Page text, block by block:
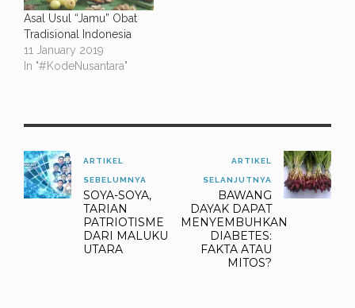
Asal Usul “Jamu” Obat
Tradisional Indonesia
11 January 2019
In "#KodeNusantara"
ARTIKEL
SEBELUMNYA
SOYA-SOYA,
TARIAN
PATRIOTISME
DARI MALUKU
UTARA
ARTIKEL
SELANJUTNYA
BAWANG
DAYAK DAPAT
MENYEMBUHKAN
DIABETES:
FAKTA ATAU
MITOS?